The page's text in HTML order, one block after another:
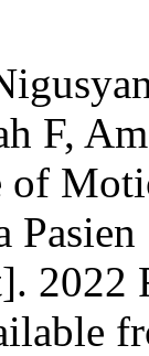
F,
of